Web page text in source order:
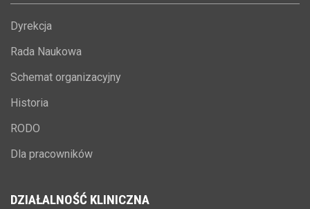
Dyrekcja
Rada Naukowa
Schemat organizacyjny
Historia
RODO
Dla pracowników
DZIAŁALNOŚĆ KLINICZNA